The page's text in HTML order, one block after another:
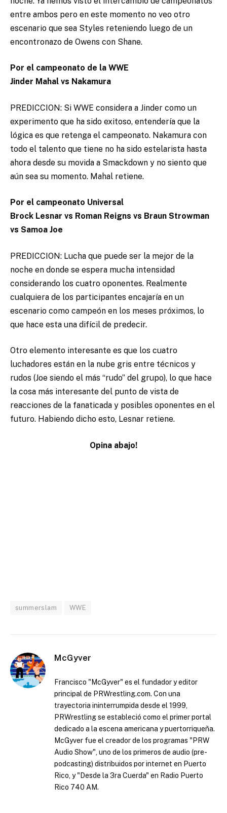
entre ambos pero en este momento no veo otro
escenario que sea Styles reteniendo luego de un
encontronazo de Owens con Shane.
Por el campeonato de la WWE
Jinder Mahal vs Nakamura
PREDICCION: Si WWE considera a Jinder como un
experimento que ha sido exitoso, entendería que la
lógica es que retenga el campeonato. Nakamura con
todo el talento que tiene no ha sido estelarista hasta
ahora desde su movida a Smackdown y no siento que
aún sea su momento. Mahal retiene.
Por el campeonato Universal
Brock Lesnar vs Roman Reigns vs Braun Strowman
vs Samoa Joe
PREDICCION: Lucha que puede ser la mejor de la
noche en donde se espera mucha intensidad
considerando los cuatro oponentes. Realmente
cualquiera de los participantes encajaría en un
escenario como campeón en los meses próximos, lo
que hace esta una difícil de predecir.
Otro elemento interesante es que los cuatro
luchadores están en la nube gris entre técnicos y
rudos (Joe siendo el más “rudo” del grupo), lo que hace
la cosa más interesante del punto de vista de
reacciones de la fanaticada y posibles oponentes en el
futuro. Habiendo dicho esto, Lesnar retiene.
Opina abajo!
summerslam WWE
McGyver
Francisco "McGyver" es el fundador y editor
principal de PRWrestling.com. Con una
trayectoria ininterrumpida desde el 1999,
PRWrestling se estableció como el primer portal
dedicado a la escena americana y puertorriqueña.
McGyver fue el creador de los programas "PRW
Audio Show", uno de los primeros de audio (pre-
podcasting) distribuidos por internet en Puerto
Rico, y "Desde la 3ra Cuerda" en Radio Puerto
Rico 740 AM.